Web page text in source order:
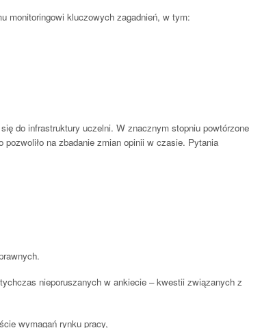
monitoringowi kluczowych zagadnień, w tym:
do infrastruktury uczelni. W znacznym stopniu powtórzone
na zbadanie zmian opinii w czasie. Pytania
nieporuszanych w ankiecie – kwestii związanych z
wymagań rynku pracy,